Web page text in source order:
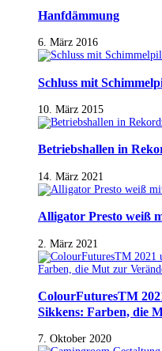
Hanfdämmung
6. März 2016
Schluss mit
10. März 2015
Betriebshallen in
14. März 2021
Alligator Presto weiß
2. März 2021
ColourFuturesTM
Sikkens: Farben, die
7. Oktober 2020